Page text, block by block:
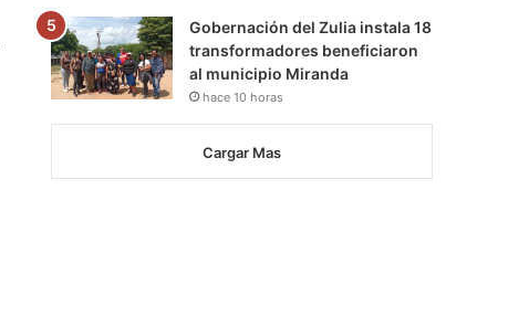
Gobernación del Zulia instala 18
transformadores beneficiaron
al municipio Miranda
hace 10 horas
Cargar Mas